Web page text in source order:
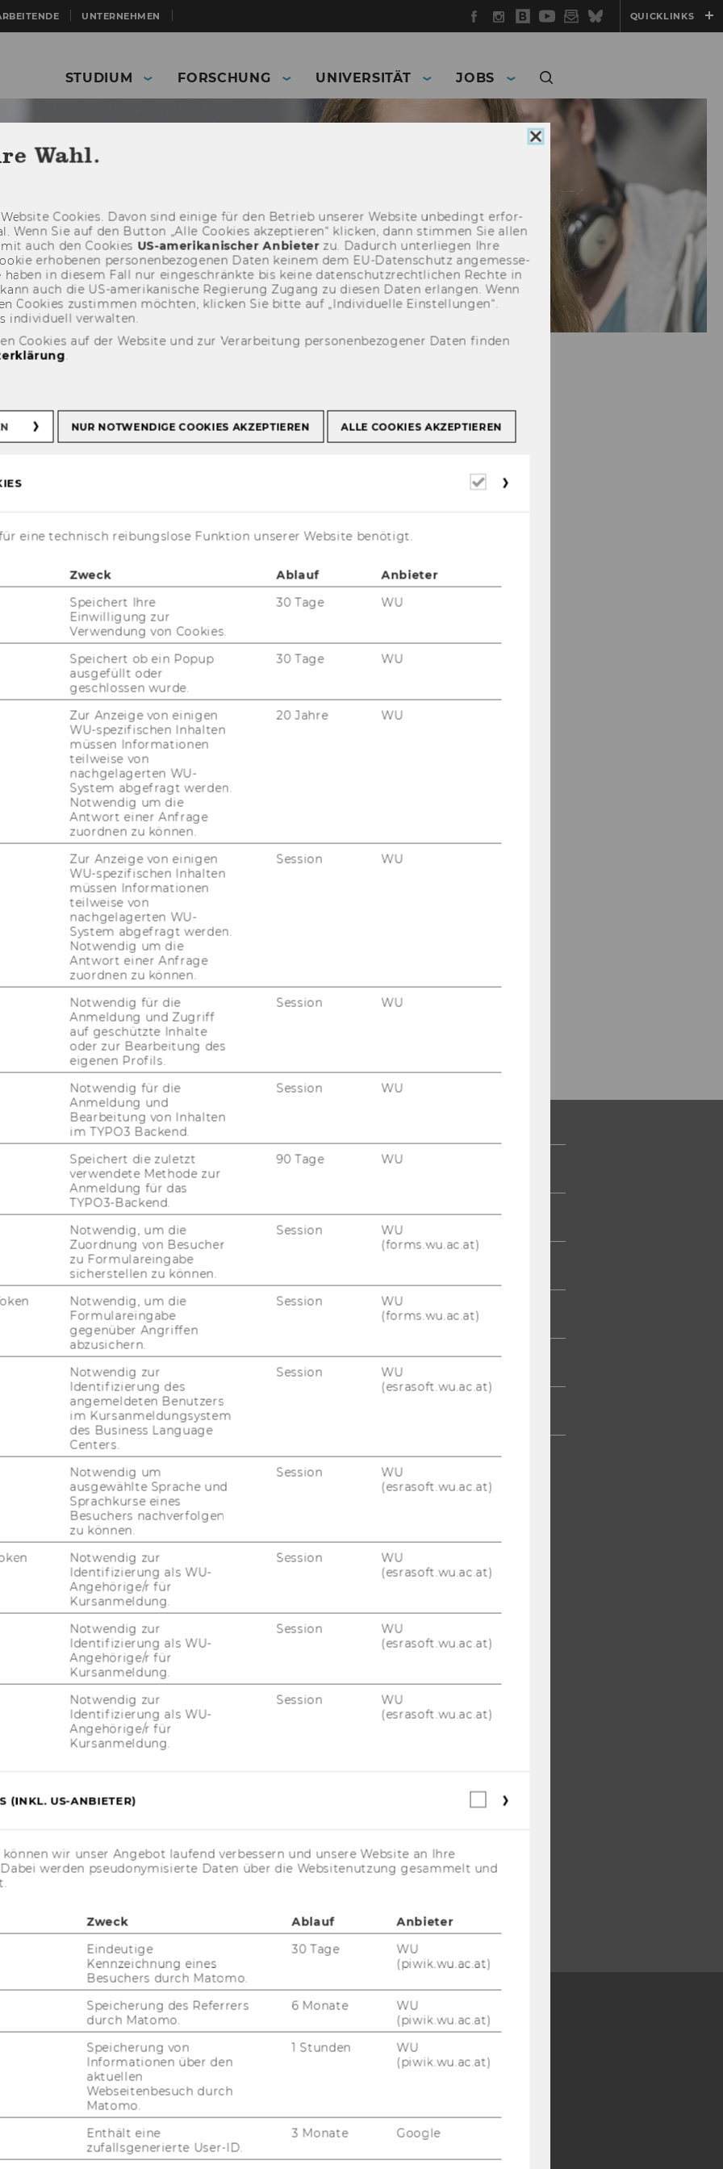
UNTERNEHMEN Facebook
Instagram
WU
Blog
YouTube
Newsletter
BlueskyQUICKLINKS
STUDIUM FORSCHUNG UNIVERSITÄT JOBS
R/3
(or that have been ma­nu­fac­
en­vi­ron­ment or in an
are ma­nu­fac­tu­red for the sales order
not pla­ced into the make-​to-stock in­ven­
ma­te­ri­als, collec­ti­ve re­qui­re­ments
​to-stock in­ven­to­ry. Whe­ther a ma­te­ri­al
or a collec­ti­ve re­qui­re­ments ma­te­
mas­ter.
URL]
FORSCHUNG
FORSCHUNGSPORTAL
IMPACT DER FORSCHUNG
ORGANISATION DER
FORSCHUNG
FORSCHUNGSINFRASTRUKTUR
JOBS
JOBS
JOBPORTAL
RESEARCH CAREER
KARRIERENETZWERKE AN DER
STUDIERENDE
PRESSE
NewsletterBluesky
WEBSEITE
ACCREDITED BY:
AMBA
Cookie
Wahl.
Coo­kies. Davon sind ei­ni­ge für den Be­trieb un­se­rer Web­site un­be­dingt er­for­
Wenn Sie auf den But­ton „Alle Coo­kies ak­zep­tie­ren“ kli­cken, dann stim­men Sie allen
auch den Coo­kies US-​amerikanischer An­bie­terzu. Da­durch un­ter­lie­gen Ihre
er­ho­be­nen per­so­nen­be­zo­ge­nen Daten kei­nem dem EU-​Datenschutz an­ge­mes­se­
haben in die­sem Fall nur ein­ge­schränk­te bis keine da­ten­schutz­recht­li­chen Rech­te in
auch die US-​amerikanische Re­gie­rung Zu­gang zu die­sen Daten er­lan­gen. Wenn
Coo­kies zu­stim­men möch­ten, kli­cken Sie bitte auf „In­di­vi­du­el­le Ein­stel­lun­gen“.
in­di­vi­du­ell ver­wal­ten.
Cookies auf der Website und zur Verarbeitung personenbezogener Daten finden
.
NUR NOTWENDIGE COOKIES AKZEPTIEREN ALLE COOKIES AKZEPTIEREN
Erforderliche
eine technisch reibungslose Funktion unserer Website benötigt.
Zweck Ablauf
Anbieter
Speichert Ihre
Einwilligung zur
Verwendung von Cookies.
30 Tage WU
Speichert ob ein Popup
ausgefüllt oder
geschlossen wurde.
30 Tage WU
Zur Anzeige von einigen
WU-spezifischen Inhalten
müssen Informationen
teilweise von
nachgelagerten WU-
System abgefragt werden.
Notwendig um die
Antwort einer Anfrage
zuordnen zu können.
20 Jahre WU
Zur Anzeige von einigen
WU-spezifischen Inhalten
müssen Informationen
teilweise von
nachgelagerten WU-
System abgefragt werden.
Notwendig um die
Antwort einer Anfrage
zuordnen zu können.
Session WU
Notwendig für die
Anmeldung und Zugriff
auf geschützte Inhalte
oder zur Bearbeitung des
eigenen Profils.
Session WU
Notwendig für die
Anmeldung und
Bearbeitung von Inhalten
im TYPO3 Backend.
Session WU
Speichert die zuletzt
verwendete Methode zur
Anmeldung für das
TYPO3-Backend.
90 Tage WU
Notwendig, um die
Zuordnung von Besucher
zu Formulareingabe
sicherstellen zu können.
Session
WU
(forms.wu.ac.at)
Notwendig, um die
Formulareingabe
gegenüber Angriffen
abzusichern.
Session
WU
(forms.wu.ac.at)
Notwendig zur
Identifizierung des
angemeldeten Benutzers
im Kursanmeldungsystem
des Business Language
Centers.
Session
WU
(esrasoft.wu.ac.at)
Notwendig um
ausgewählte Sprache und
Sprachkurse eines
Besuchers nachverfolgen
zu können.
Session
WU
(esrasoft.wu.ac.at)
Notwendig zur
Identifizierung als WU-
Angehörige/r für
Kursanmeldung.
Session
WU
(esrasoft.wu.ac.at)
Notwendig zur
Identifizierung als WU-
Angehörige/r für
Kursanmeldung.
Session
WU
(esrasoft.wu.ac.at)
Notwendig zur
Identifizierung als WU-
Angehörige/r für
Kursanmeldung.
Session
WU
(esrasoft.wu.ac.at)
(INKL. US-ANBIETER)
Webstatistik
wir unser Angebot laufend verbessern und unsere Website an Ihre
werden pseudonymisierte Daten über die Websitenutzung gesammelt und
Zweck Ablauf
Anbieter
Eindeutige
Kennzeichnung eines
Besuchers durch Matomo.
30 Tage
WU
(piwik.wu.ac.at)
Speicherung des Referrers
durch Matomo.
6 Monate
WU
(piwik.wu.ac.at)
Speicherung von
Informationen über den
aktuellen
Webseitenbesuch durch
Matomo.
1 Stunden
WU
(piwik.wu.ac.at)
Enthält eine
zufallsgenerierte User-ID.
3 Monate Google